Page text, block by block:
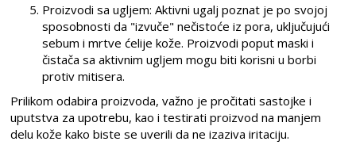
Proizvodi sa ugljem: Aktivni ugalj poznat je po svojoj
sposobnosti da "izvuče" nečistoće iz pora, uključujući
sebum i mrtve ćelije kože. Proizvodi poput maski i
čistača sa aktivnim ugljem mogu biti korisni u borbi
protiv mitisera.
Prilikom odabira proizvoda, važno je pročitati sastojke i
uputstva za upotrebu, kao i testirati proizvod na manjem
delu kože kako biste se uverili da ne izaziva iritaciju.